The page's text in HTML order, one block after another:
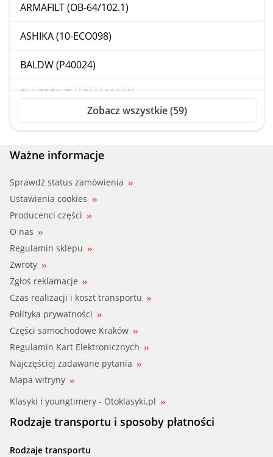
ARMAFILT (OB-64/102.1)
ASHIKA (10-ECO098)
BALDW (P40024)
BLUEPRINT (ADV 182110)
BOSCH (P7023)
CHAMPION (COF100580E)
CLEANF (ML 4509)
COMLINE (EOF236)
COOPERSFIA (FA5974 ECO)
DT SPARE P (11.13105)
FEBI (36634)
FILFILTER (MLE 1547)
FILTRON (OE 688)
Zobacz wszystkie (59)
Ważne informacje
Sprawdź status zamówienia
Ustawienia cookies
Producenci części
O nas
Regulamin sklepu
Zwroty
Zgłoś reklamacje
Czas realizacji i koszt transportu
Polityka prywatności
Części samochodowe Kraków
Regulamin Kart Elektronicznych
Najczęściej zadawane pytania
Mapa witryny
Klasyki i youngtimery - Otoklasyki.pl
Rodzaje transportu i sposoby płatności
Rodzaje transportu